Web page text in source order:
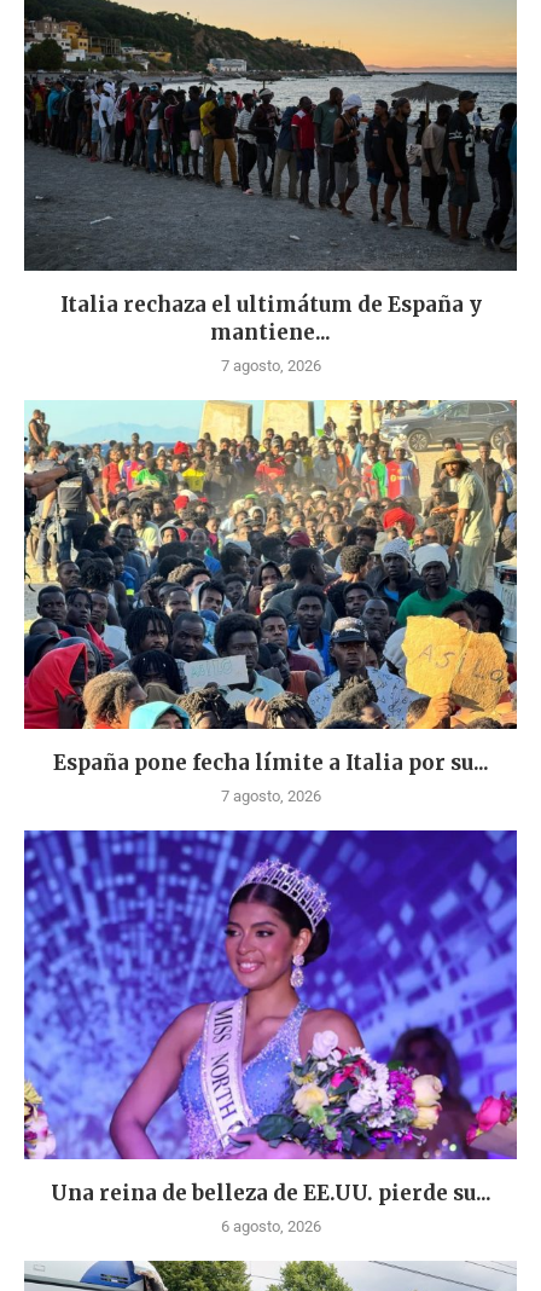
Italia rechaza el ultimátum de España y
mantiene...
7 agosto, 2026
España pone fecha límite a Italia por su...
7 agosto, 2026
Una reina de belleza de EE.UU. pierde su...
6 agosto, 2026